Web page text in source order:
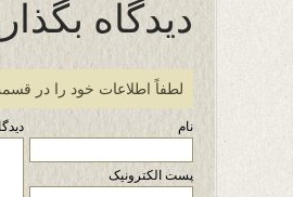
دیدگاه
لطفاً اطلاعات خود را در
نام
پست الکترونیک